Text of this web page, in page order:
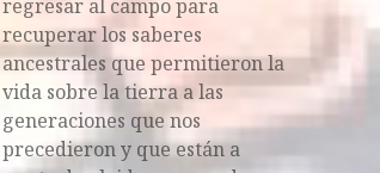
regresar al campo para
recuperar los saberes
ancestrales que permitieron la
vida sobre la tierra a las
generaciones que nos
precedieron y que están a